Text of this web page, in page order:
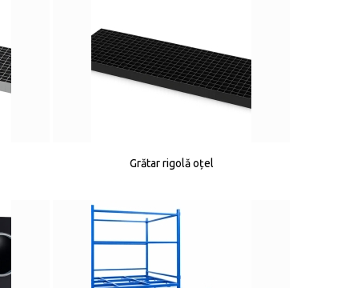
Grătar rigolă oțel